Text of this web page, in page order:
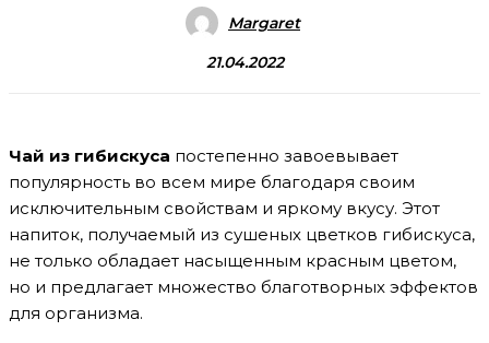
Margaret
21.04.2022
Чай из гибискуса постепенно завоевывает
популярность во всем мире благодаря своим
исключительным свойствам и яркому вкусу. Этот
напиток, получаемый из сушеных цветков гибискуса,
не только обладает насыщенным красным цветом,
но и предлагает множество благотворных эффектов
для организма.